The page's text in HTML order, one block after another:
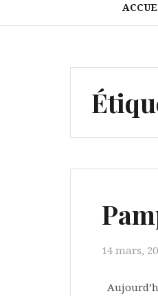
14 mars,